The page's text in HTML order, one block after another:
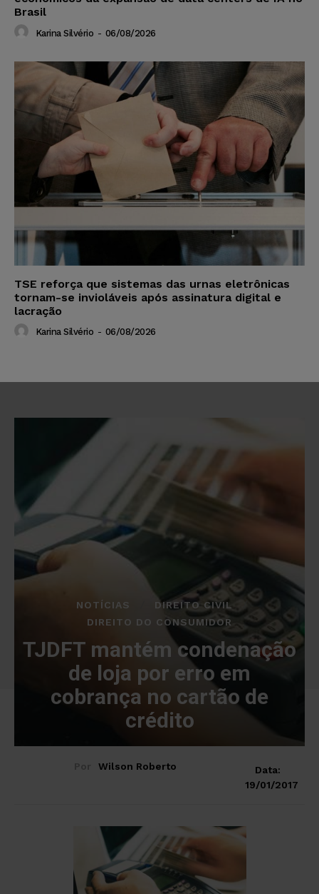
Brasil
Karina Silvério - 06/08/2026
TSE reforça que sistemas das urnas eletrônicas
tornam-se invioláveis após assinatura digital e
lacração
Karina Silvério - 06/08/2026